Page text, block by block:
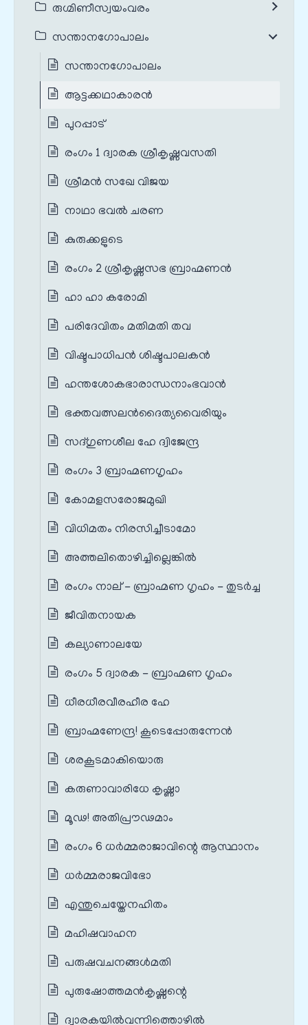
രുഗ്മിണീസ്വയംവരം
സന്താനഗോപാലം
സന്താനഗോപാലം
ആട്ടക്കഥാകാരൻ
പുറപ്പാട്
രംഗം 1 ദ്വാരക ശ്രീകൃഷ്ണവസതി
ശ്രീമൻ സഖേ വിജയ
നാഥാ ഭവൽ ചരണ
കുരുക്കളുടെ
രംഗം 2 ശ്രീകൃഷ്ണസഭ ബ്രാഹ്മണൻ
ഹാ ഹാ കരോമി
പരിദേവിതം മതിമതി തവ
വിഷ്ടപാധിപൻ ശിഷ്ടപാലകൻ
ഹന്തശോകഭാരാന്ധനാംഭവാൻ
ഭക്തവത്സലൻദൈത്യവൈരിയും
സദ്ഗുണശീല ഹേ ദ്വിജേന്ദ്ര
രംഗം 3 ബ്രാഹ്മണഗൃഹം
കോമളസരോജമുഖി
വിധിമതം നിരസിച്ചീടാമോ
അത്തലിതൊഴിച്ചില്ലെങ്കിൽ
രംഗം നാല് - ബ്രാഹ്മണ ഗൃഹം - തുടർച്ച
ജീവിതനായക
കല്യാണാലയേ
രംഗം 5 ദ്വാരക - ബ്രാഹ്മണ ഗൃഹം
ധീരധീരവീരഹീര ഹേ
ബ്രാഹ്മണേന്ദ്ര! കൂടെപ്പോരുന്നേൻ
ശരകൂടമാകിയൊരു
കരുണാവാരിധേ കൃഷ്ണാ
മൂഢ! അതിപ്രൗഢമാം
രംഗം 6 ധർമ്മരാജാവിന്റെ ആസ്ഥാനം
ധർമ്മരാജവിഭോ
എന്തുചെയ്തേനഹിതം
മഹിഷവാഹന
പരുഷവചനങ്ങൾമതി
പുരുഷോത്തമൻകൃഷ്ണന്റെ
ദ്വാരകയിൽവന്നിത്തൊഴിൽ